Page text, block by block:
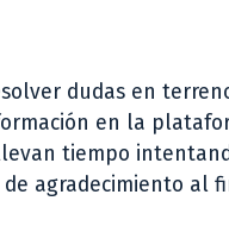
dudas en
en la
tiempo
agradecimiento al